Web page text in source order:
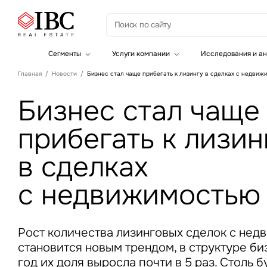
Сегменты
Складская недвижимость
Услуги компании
Земельные активы и девелопмент
Складская недвижимость
Стратегический консалтинг
Исследования и аналитика
Оценка
Управление проектами строительства
Исследования и
Главная Новости Бизнес стал чаще прибегать к лизингу в сделках с
Бизнес стал чаще
прибегать к
в сделках
с недвижимостью
Рост количества лизинговых сделок с
становится новым трендом, в структуре
год их доля выросла почти в 5 раз. Столь
Это